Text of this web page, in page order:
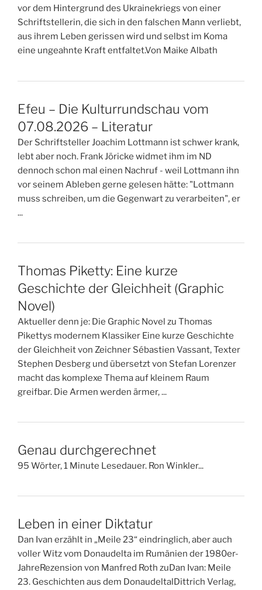
vor dem Hintergrund des Ukrainekriegs von einer
Schriftstellerin, die sich in den falschen Mann verliebt,
aus ihrem Leben gerissen wird und selbst im Koma
eine ungeahnte Kraft entfaltet.Von Maike Albath
Efeu – Die Kulturrundschau vom
07.08.2026 – Literatur
Der Schriftsteller Joachim Lottmann ist schwer krank,
lebt aber noch. Frank Jöricke widmet ihm im ND
dennoch schon mal einen Nachruf - weil Lottmann ihn
vor seinem Ableben gerne gelesen hätte: "Lottmann
muss schreiben, um die Gegenwart zu verarbeiten", er
...
Thomas Piketty: Eine kurze
Geschichte der Gleichheit (Graphic
Novel)
Aktueller denn je: Die Graphic Novel zu Thomas
Pikettys modernem Klassiker Eine kurze Geschichte
der Gleichheit von Zeichner Sébastien Vassant, Texter
Stephen Desberg und übersetzt von Stefan Lorenzer
macht das komplexe Thema auf kleinem Raum
greifbar. Die Armen werden ärmer, ...
Genau durchgerechnet
95 Wörter, 1 Minute Lesedauer. Ron Winkler...
Leben in einer Diktatur
Dan Ivan erzählt in „Meile 23“ eindringlich, aber auch
voller Witz vom Donaudelta im Rumänien der 1980er-
JahreRezension von Manfred Roth zuDan Ivan: Meile
23. Geschichten aus dem DonaudeltalDittrich Verlag,